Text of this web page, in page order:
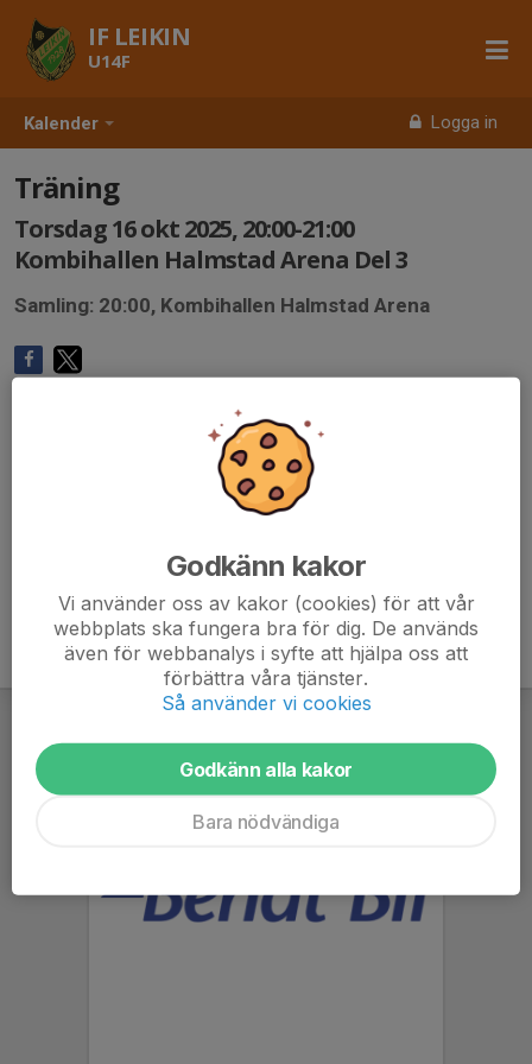
Kalender Logga in
IF LEIKIN
U14F
Träning
Torsdag 16 okt 2025, 20:00-21:00
Kombihallen Halmstad Arena Del 3
Samling: 20:00, Kombihallen Halmstad Arena
Godkänn kakor
Vi använder oss av kakor (cookies) för att vår
webbplats ska fungera bra för dig. De används
även för webbanalys i syfte att hjälpa oss att
förbättra våra tjänster.
Så använder vi cookies
Godkänn alla kakor
Bara nödvändiga